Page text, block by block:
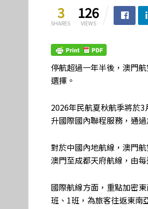
3
SHARES
126
VIEWS
停航超過一年半後，澳門
選擇。
2026年民航夏秋航季將於
升國際國內聯程服務，通
對於中國內地航線，澳門
澳門至成都天府航線，由
國際航線方面，重點加密
班、1班，為旅客往返東南